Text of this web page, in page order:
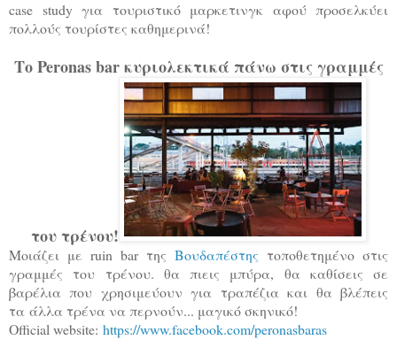
case study για τουριστικό μαρκετινγκ αφού προσελκύει
πολλούς τουρίστες καθημερινά!
Το Peronas bar κυριολεκτικά πάνω στις γραμμές
του τρένου!
Mοιάζει με ruin bar της Βουδαπέστης τοποθετημένο στις
γραμμές του τρένου. θα πιεις μπύρα, θα καθίσεις σε
βαρέλια που χρησιμεύουν για τραπέζια και θα βλέπεις
τα άλλα τρένα να περνούν... μαγικό σκηνικό!
Official website: https://www.facebook.com/peronasbaras